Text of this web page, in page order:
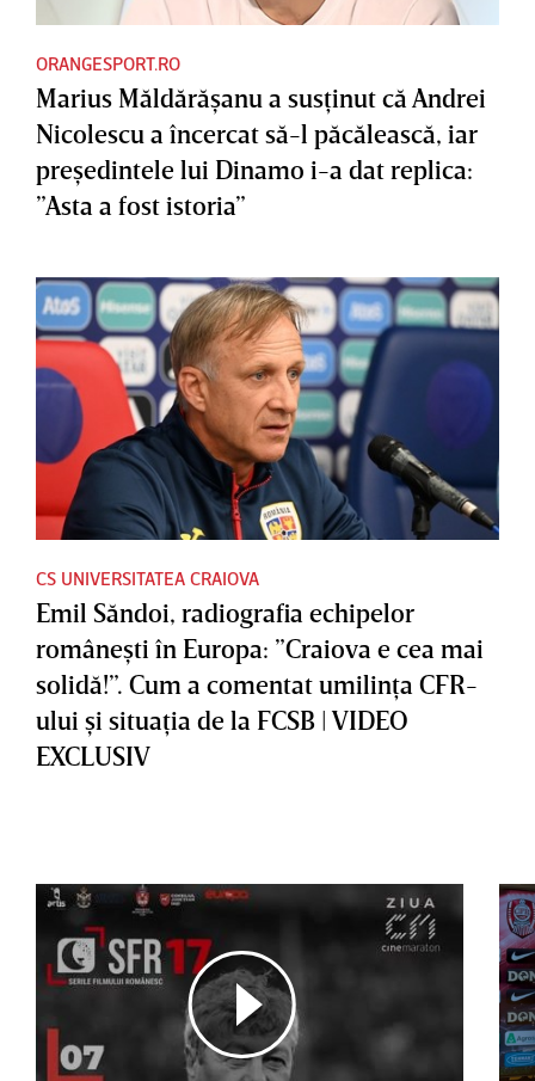
ORANGESPORT.RO
Marius Măldărăşanu a susţinut că Andrei
Nicolescu a încercat să-l păcălească, iar
preşedintele lui Dinamo i-a dat replica:
”Asta a fost istoria”
CS UNIVERSITATEA CRAIOVA
Emil Săndoi, radiografia echipelor
româneşti în Europa: ”Craiova e cea mai
solidă!”. Cum a comentat umilinţa CFR-
ului şi situaţia de la FCSB | VIDEO
EXCLUSIV